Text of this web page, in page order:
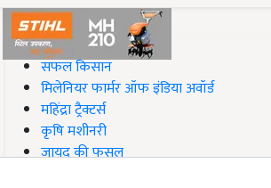
#Top on Krishi Jagran
सफल किसान
मिलेनियर फार्मर ऑफ इंडिया अवॉर्ड
महिंद्रा ट्रैक्टर्स
कृषि मशीनरी
जायद की फसल